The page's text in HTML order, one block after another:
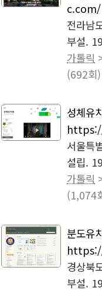
c.com/
전라남
부설.
가톨릭
(692회)
성체유
서울특
설립.
가톨릭
(1,074
분도유
경상북
부설.